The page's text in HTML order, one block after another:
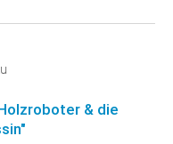
& die